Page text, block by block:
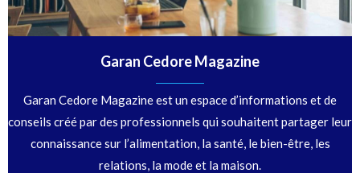
Garan Cedore Magazine
Garan Cedore Magazine est un espace d’informations et de
conseils créé par des professionnels qui souhaitent partager leur
connaissance sur l’alimentation, la santé, le bien-être, les
relations, la mode et la maison.